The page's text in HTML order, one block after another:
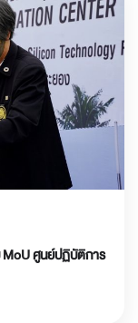
MoU ศูนย์ปฏิบัติการ